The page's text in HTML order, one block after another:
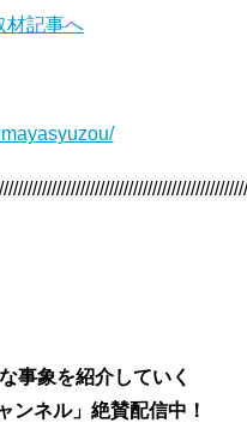
材記事へ
事象を紹介していく
ンネル」絶賛配信中！